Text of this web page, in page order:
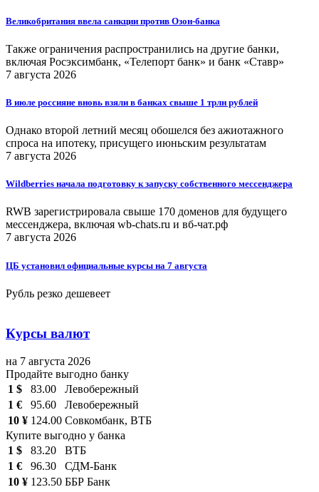
Великобритания ввела санкции против Озон-банка
Также ограничения распространились на другие банки,
включая Росэксимбанк, «Телепорт банк» и банк «Ставр»
7 августа 2026
В июле россияне вновь взяли в банках свыше 1 трлн рублей
Однако второй летний месяц обошелся без ажиотажного
спроса на ипотеку, присущего июньским результатам
7 августа 2026
Wildberries начала подготовку к запуску собственного мессенджера
RWB зарегистрировала свыше 170 доменов для будущего
мессенджера, включая wb-chats.ru и вб-чат.рф
7 августа 2026
ЦБ установил официальные курсы на 7 августа
Рубль резко дешевеет
Курсы валют
на 7 августа 2026
Продайте выгодно банку
1 $
83.00
Левобережный
1 €
95.60
Левобережный
10 ¥ 124.00 Совкомбанк, ВТБ
Купите выгодно у банка
1 $
83.20
ВТБ
1 €
96.30
СДМ-Банк
10 ¥ 123.50 ББР Банк